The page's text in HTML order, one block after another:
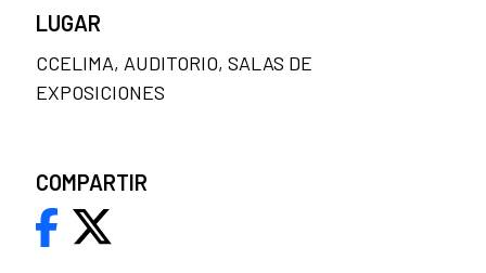
LUGAR
CCELIMA, AUDITORIO, SALAS DE
EXPOSICIONES
COMPARTIR